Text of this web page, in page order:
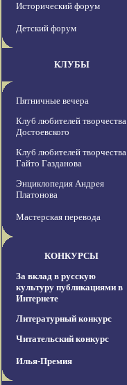
Исторический форум
Детский форум
КЛУБЫ
Пятничные вечера
Клуб любителей творчества
Достоевского
Клуб любителей творчества
Гайто Газданова
Энциклопедия Андрея
Платонова
Мастерская перевода
КОНКУРСЫ
За вклад в русскую
культуру публикациями в
Интернете
Литературный конкурс
Читательский конкурс
Илья-Премия